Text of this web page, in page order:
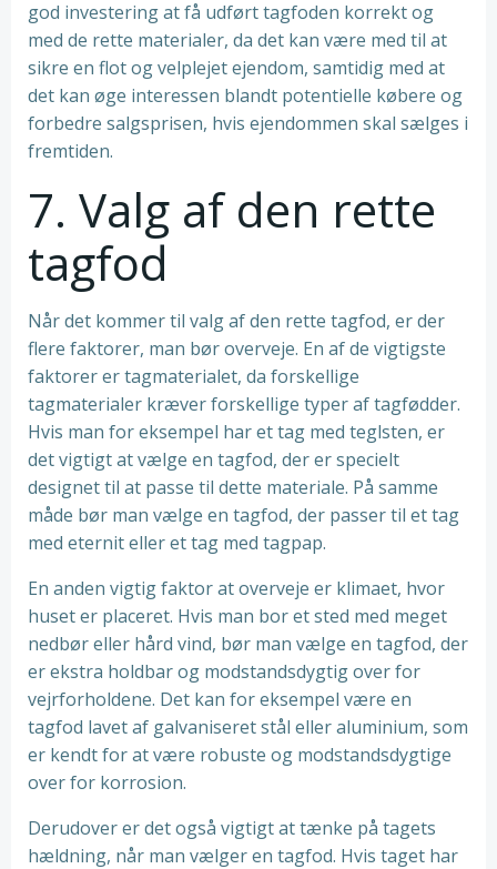
god investering at få udført tagfoden korrekt og
med de rette materialer, da det kan være med til at
sikre en flot og velplejet ejendom, samtidig med at
det kan øge interessen blandt potentielle købere og
forbedre salgsprisen, hvis ejendommen skal sælges i
fremtiden.
7. Valg af den rette
tagfod
Når det kommer til valg af den rette tagfod, er der
flere faktorer, man bør overveje. En af de vigtigste
faktorer er tagmaterialet, da forskellige
tagmaterialer kræver forskellige typer af tagfødder.
Hvis man for eksempel har et tag med teglsten, er
det vigtigt at vælge en tagfod, der er specielt
designet til at passe til dette materiale. På samme
måde bør man vælge en tagfod, der passer til et tag
med eternit eller et tag med tagpap.
En anden vigtig faktor at overveje er klimaet, hvor
huset er placeret. Hvis man bor et sted med meget
nedbør eller hård vind, bør man vælge en tagfod, der
er ekstra holdbar og modstandsdygtig over for
vejrforholdene. Det kan for eksempel være en
tagfod lavet af galvaniseret stål eller aluminium, som
er kendt for at være robuste og modstandsdygtige
over for korrosion.
Derudover er det også vigtigt at tænke på tagets
hældning, når man vælger en tagfod. Hvis taget har